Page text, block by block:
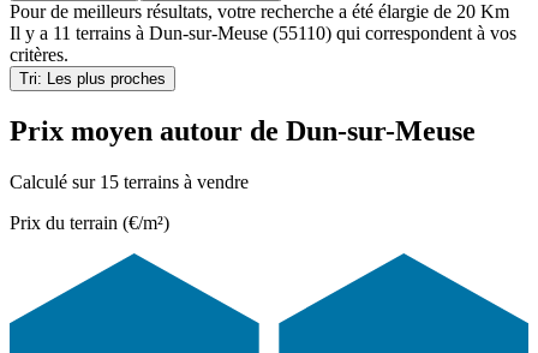
Pour de meilleurs résultats, votre recherche a été élargie de 20 Km
Il y a 11 terrains à Dun-sur-Meuse (55110) qui correspondent à vos
critères.
Tri: Les plus proches
Prix moyen autour de Dun-sur-Meuse
Calculé sur 15 terrains à vendre
Prix du terrain (€/m²)